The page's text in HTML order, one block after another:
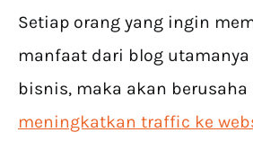
Setiap orang yang ingin
manfaat dari blog
bisnis, maka akan
meningkatkan traffic ke